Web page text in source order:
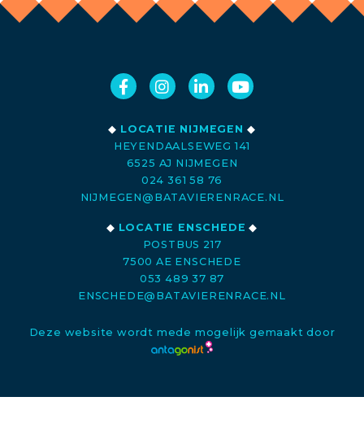
◆ LOCATIE NIJMEGEN ◆
HEYENDAALSEWEG 141
6525 AJ NIJMEGEN
024 361 58 76
NIJMEGEN@BATAVIERENRACE.NL
◆ LOCATIE ENSCHEDE ◆
POSTBUS 217
7500 AE ENSCHEDE
053 489 37 87
ENSCHEDE@BATAVIERENRACE.NL
Deze website wordt mede mogelijk gemaakt door